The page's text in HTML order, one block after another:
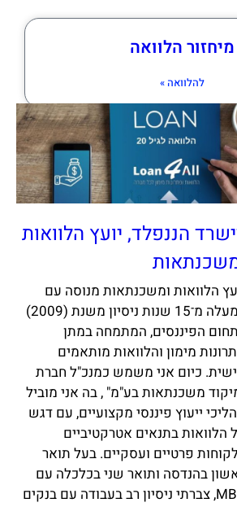
מיחזור הלוואה
להלוואה »
הננפלד, יועץ הלוואות
הלוואות ומשכנתאות מנוסה עם
למעלה מ־15 שנות ניסיון משנת (2009)
הפיננסים, המתמחה במתן
מימון והלוואות מותאמים
כיום אני משמש כמנכ"ל חברת
משכנתאות בע"מ" , בה אני מוביל
ייעוץ פיננסי מקצועיים, עם דגש
הלוואות בתנאים אטרקטיביים
פרטיים ועסקיים. בעל תואר
בהנדסה ותואר שני בכלכלה עם
MBA, צברתי ניסיון רב בעבודה עם בנקים